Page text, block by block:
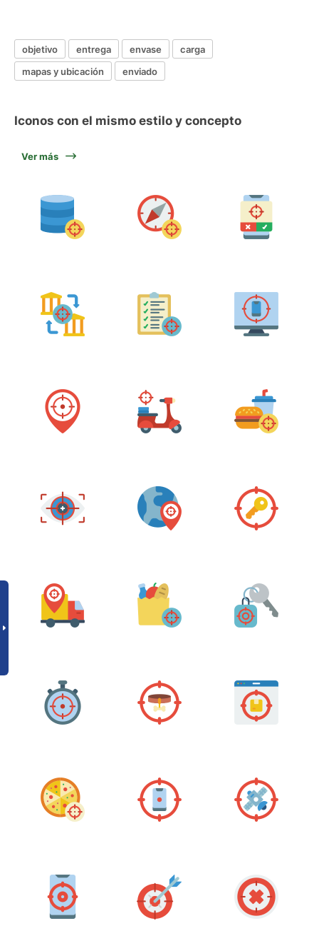
objetivo entrega envase
carga
mapas y ubicación
enviado
Iconos con el mismo estilo y concepto
Ver más